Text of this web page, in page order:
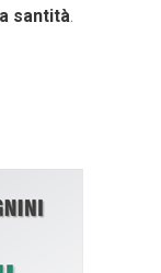
santità.